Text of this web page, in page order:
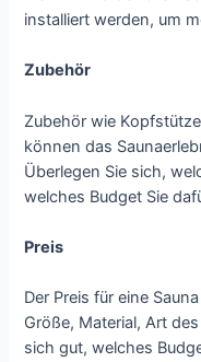
installiert werden, um
Zubehör
Zubehör wie
können das
Überlegen Sie sich,
welches Budget Sie
Preis
Der Preis für eine
Größe, Material, Art
sich gut, welches